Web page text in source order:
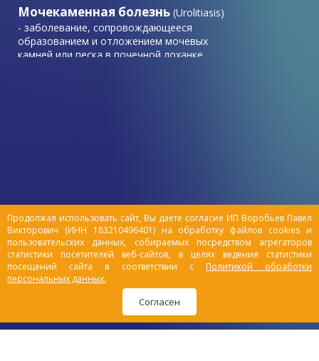
Продолжая использовать сайт, Вы даете согласие ИП Воробьев Павел
Викторович (ИНН 183210496401) на обработку файлов cookies и
пользовательских данных, собираемых посредством агрегаторов
статистики посетителей веб-сайтов, в целях ведения статистики
посещений сайта в соответствии с Политикой обработки
персональных данных.
Согласен
Мочекаменная болезнь (Urolitiasis)
- заболевание, сопровождающееся
образованием и отложением мочевых
камней или песка в почечной лоханке,
весенне-осенний период. Мочекаменная
болезнь является самой
распространенной причиной смертности
домашних питомцев.